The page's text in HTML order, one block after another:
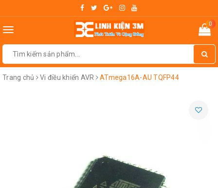
Toggle
0
Trang chủ Vi điều khiển AVR ATmega16A-AU TQFP44